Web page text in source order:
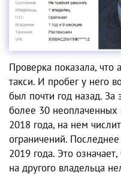
Проверка показала, что
такси. И пробег у него
был почти год назад. За
более 30 неоплаченных
2018 года, на нем
ограничений.
2019 года. Это
на другого владельца